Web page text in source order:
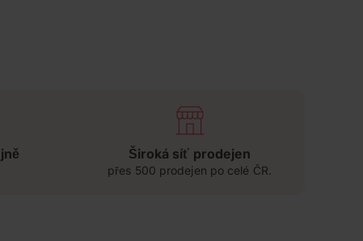
Široká síť prodejen
přes 500 prodejen po celé ČR.